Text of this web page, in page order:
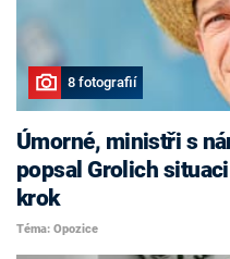
8 fotografií
Úmorné, ministři s
popsal Grolich
krok
Téma: Opozice